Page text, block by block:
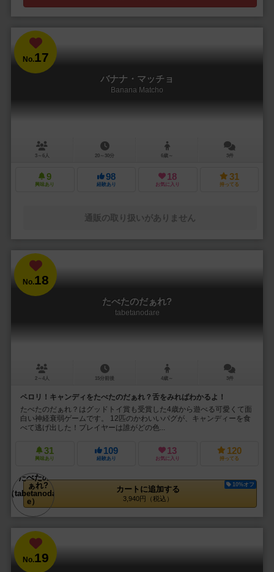
No.17
バナナ・マッチョ
Banana Matcho
3～6人 20～30分 6歳～ 3件
9
興味あり
98
経験あり
18
お気に入り
31
持ってる
通販の取り扱いがありません
No.18
たべたのだぁれ?
tabetanodare
2～4人 15分前後 4歳～ 3件
ペロリ！キャンディをたべたのだぁれ？舌をみればわかるよ！
たべたのだぁれ？はグッドトイ賞も受賞した4歳から遊べる可愛くて面
白い神経衰弱ゲームです。 12匹のかわいいパグが、キャンディーを食
べて逃げ出した！プレイヤーは誰がどの色...
31
興味あり
109
経験あり
13
お気に入り
120
持ってる
10%オフ
カートに追加する
3,940円（税込）
No.19